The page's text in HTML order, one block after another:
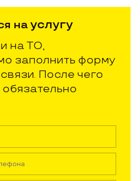
науслугу
на ТО,
заполнить форму
После чего